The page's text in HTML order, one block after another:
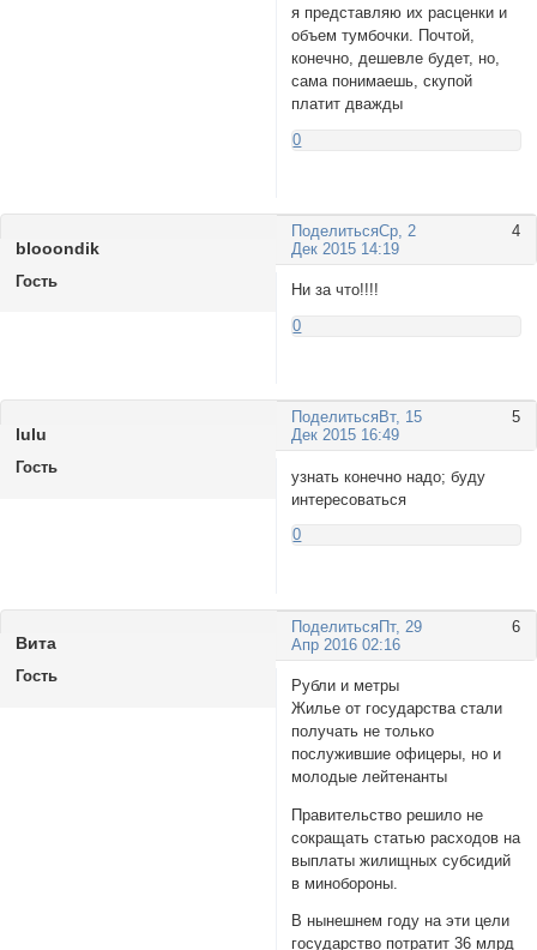
я представляю их расценки и
объем тумбочки. Почтой,
конечно, дешевле будет, но,
сама понимаешь, скупой
платит дважды
0
Поделиться 4
Ср, 2
Дек 2015 14:19
blooоndik
Гость
Ни зa что!!!!
0
Поделиться 5
Вт, 15
Дек 2015 16:49
lulu
Гость
узнать конечно надо; буду
интересоваться
0
Поделиться 6
Пт, 29
Апр 2016 02:16
Bитa
Гость
Рубли и метры
Жилье от государства стали
получать не только
послужившие офицеры, но и
молодые лейтенанты
Правительство решило не
сокращать статью расходов на
выплаты жилищных субсидий
в минобороны.
В нынешнем году на эти цели
государство потратит 36 млрд